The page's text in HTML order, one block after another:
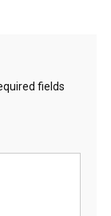
fields